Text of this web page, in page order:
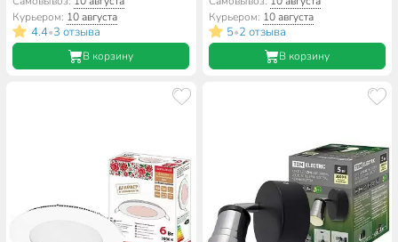
G13, G13, на 1 лампочку, IP20,
121х3.4х1.5 см, под
светодиодную лампу T8,
Курьером: 10 августа
4.4•3 отзыва
В корзину
черный, хром, 5031401
Курьером: 10 августа
5•2 отзыва
В корзину